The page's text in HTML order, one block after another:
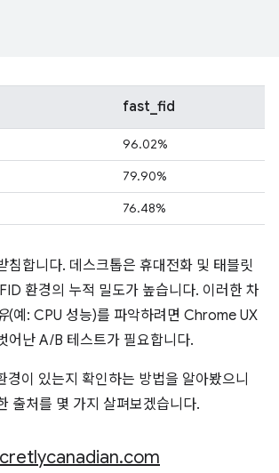
fast_fid
96.02%
79.90%
76.48%
침합니다. 데스크톱은 휴대전화 및 태블릿
환경의 누적 밀도가 높습니다. 이러한 차
(예: CPU 성능)를 파악하려면 Chrome UX
어난 A/B 테스트가 필요합니다.
경이 있는지 확인하는 방법을 알아봤으니
출처를 몇 가지 살펴보겠습니다.
.com